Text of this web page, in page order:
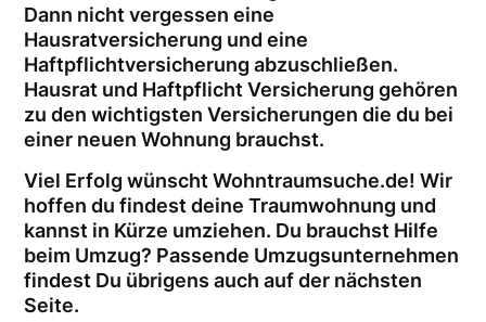
Dann nicht vergessen eine
Hausratversicherung und eine
Haftpflichtversicherung abzuschließen.
Hausrat und Haftpflicht Versicherung gehören
zu den wichtigsten Versicherungen die du bei
einer neuen Wohnung brauchst.
Viel Erfolg wünscht Wohntraumsuche.de! Wir
hoffen du findest deine Traumwohnung und
kannst in Kürze umziehen. Du brauchst Hilfe
beim Umzug? Passende Umzugsunternehmen
findest Du übrigens auch auf der nächsten
Seite.